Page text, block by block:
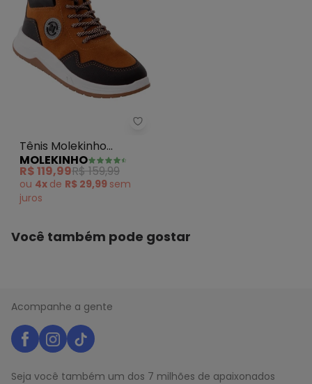
Tênis Molekinho (Caramelo)
Tênis Molekinho
(Caramelo) em
Camurça
MOLEKINHO
R$ 119,99R$ 159,99
ou 4x de R$ 29,99 sem
juros
Você também pode gostar
Acompanhe a gente
Seja você também um dos 7 milhões de apaixonados